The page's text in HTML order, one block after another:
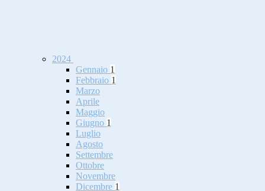
2024
Gennaio 1
Febbraio 1
Marzo
Aprile
Maggio
Giugno 1
Luglio
Agosto
Settembre
Ottobre
Novembre
Dicembre 1